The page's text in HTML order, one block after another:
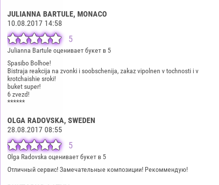
JULIANNA BARTULE, MONACO
10.08.2017 14:58
5
Julianna Bartule оценивает букет в 5
Spasibo Bolhoe!
Bistraja reakcija na zvonki i soobschenija, zakaz vipolnen v tochnosti i v
krotchaishie sroki!
buket super!
6 zvezd!
******
OLGA RADOVSKA, SWEDEN
28.08.2017 08:55
5
Olga Radovska оценивает букет в 5
Отличный сервис! Замечательные композиции! Рекоммендую!